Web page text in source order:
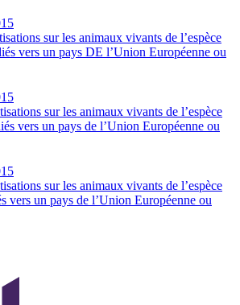
sur les animaux vivants de l’espèce
vers un pays DE l’Union Européenne ou
sur les animaux vivants de l’espèce
vers un pays de l’Union Européenne ou
sur les animaux vivants de l’espèce
vers un pays de l’Union Européenne ou